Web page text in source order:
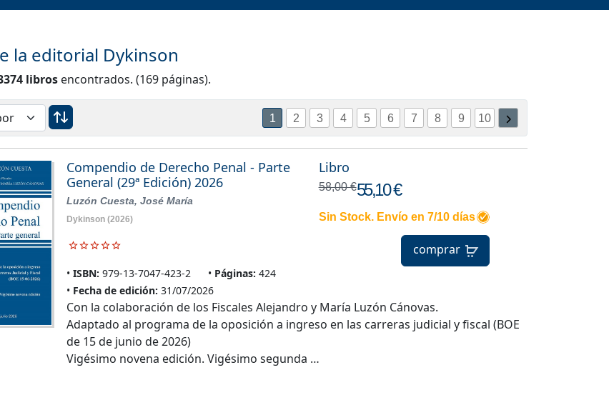
la editorial Dykinson
libros encontrados. (169 páginas).
1 2 3 4 5 6 7 8 9 10
Compendio de Derecho Penal - Parte
General (29ª Edición) 2026
Luzón Cuesta, José María
Dykinson (2026)
ISBN: 979-13-7047-423-2 Páginas: 424
Fecha de edición: 31/07/2026
Libro
58,00 €55,10 €
Sin Stock. Envío en 7/10 días
comprar
Con la colaboración de los Fiscales Alejandro y María Luzón Cánovas.
Adaptado al programa de la oposición a ingreso en las carreras judicial y fiscal (BOE
de 15 de junio de 2026)
Vigésimo novena edición. Vigésimo segunda …